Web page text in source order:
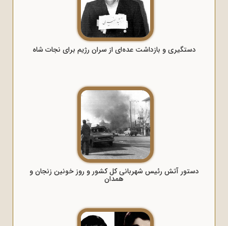
دستگیری و بازداشت عده‌ای از سران رژیم برای نجات شاه
دستور آتش رئیس شهربانی کل کشور و روز خونین زنجان و
همدان